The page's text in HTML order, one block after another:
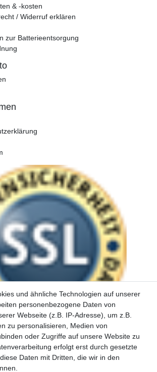
& -kosten
/ Widerruf erklären
zur Batterieentsorgung
und ähnliche Technologien auf unserer
personenbezogene Daten von
Webseite (z.B. IP-Adresse), um z.B.
zu personalisieren, Medien von
oder Zugriffe auf unsere Website zu
erfolgt erst durch gesetzte
Daten mit Dritten, die wir in den